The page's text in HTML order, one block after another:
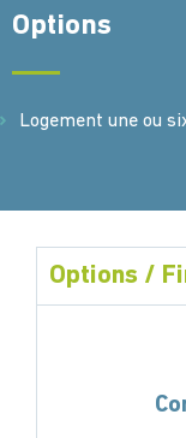
Options
Logement une ou
Options /